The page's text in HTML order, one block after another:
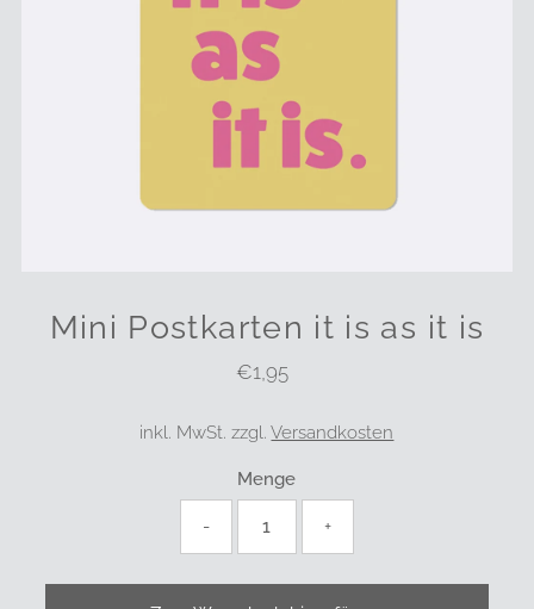
Mini Postkarten it is as it is
Regulärer
€1,95
inkl. MwSt. zzgl.Versandkosten
Menge
- +